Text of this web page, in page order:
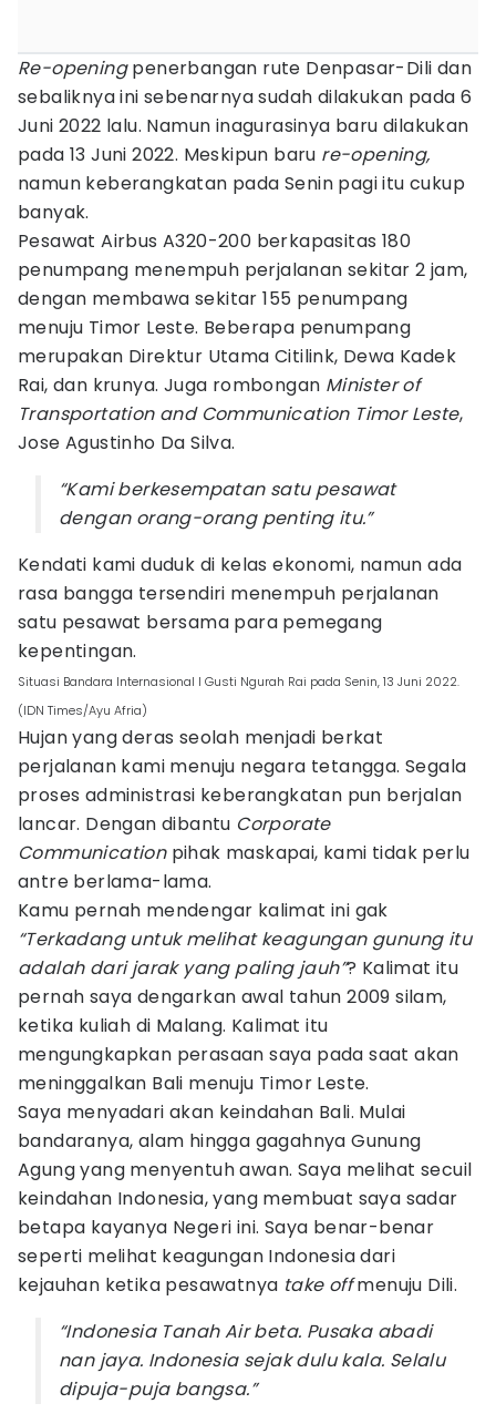
Re-openingpenerbangan rute Denpasar-Dili dan
sebaliknya ini sebenarnya sudah dilakukan pada 6
Juni 2022 lalu. Namun inagurasinya baru dilakukan
pada 13 Juni 2022. Meskipun baru re-opening,
namun keberangkatan pada Senin pagi itu cukup
banyak.
Pesawat Airbus A320-200 berkapasitas 180
penumpang menempuh perjalanan sekitar 2 jam,
dengan membawa sekitar 155 penumpang
menuju Timor Leste. Beberapa penumpang
merupakan Direktur Utama Citilink, Dewa Kadek
Rai, dan krunya. Juga rombongan Minister of
Transportation and Communication Timor Leste,
Jose Agustinho Da Silva.
“Kami berkesempatan satu pesawat
dengan orang-orang penting itu.”
Kendati kami duduk di kelas ekonomi, namun ada
rasa bangga tersendiri menempuh perjalanan
satu pesawat bersama para pemegang
kepentingan.
Situasi Bandara Internasional I Gusti Ngurah Rai pada Senin, 13 Juni 2022.
(IDN Times/Ayu Afria)
Hujan yang deras seolah menjadi berkat
perjalanan kami menuju negara tetangga. Segala
proses administrasi keberangkatan pun berjalan
lancar. Dengan dibantu Corporate
Communicationpihak maskapai, kami tidak perlu
antre berlama-lama.
Kamu pernah mendengar kalimat ini gak
“Terkadang untuk melihat keagungan gunung itu
adalah dari jarak yang paling jauh”? Kalimat itu
pernah saya dengarkan awal tahun 2009 silam,
ketika kuliah di Malang. Kalimat itu
mengungkapkan perasaan saya pada saat akan
meninggalkan Bali menuju Timor Leste.
Saya menyadari akan keindahan Bali. Mulai
bandaranya, alam hingga gagahnya Gunung
Agung yang menyentuh awan. Saya melihat secuil
keindahan Indonesia, yang membuat saya sadar
betapa kayanya Negeri ini. Saya benar-benar
seperti melihat keagungan Indonesia dari
kejauhan ketika pesawatnya take offmenuju Dili.
“Indonesia Tanah Air beta. Pusaka abadi
nan jaya. Indonesia sejak dulu kala. Selalu
dipuja-puja bangsa.”